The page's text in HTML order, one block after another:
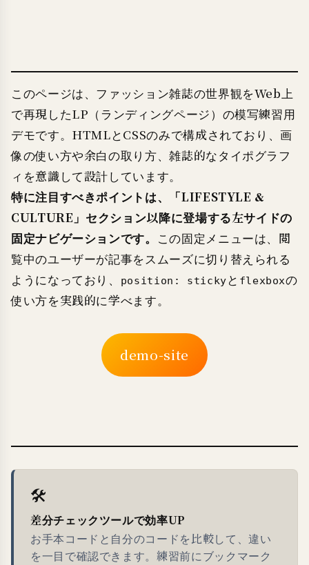
このページは、ファッション雑誌の世界観をWeb上
で再現したLP（ランディングページ）の模写練習用
デモです。HTMLとCSSのみで構成されており、画
像の使い方や余白の取り方、雑誌的なタイポグラフ
ィを意識して設計しています。
特に注目すべきポイントは、「LIFESTYLE &
CULTURE」セクション以降に登場する左サイドの
固定ナビゲーションです。 この固定メニューは、閲
覧中のユーザーが記事をスムーズに切り替えられる
ようになっており、
position: sticky と flexboxの
使い方を実践的に学べます。
demo-site
🛠
差分チェックツールで効率UP
お手本コードと自分のコードを比較して、違い
を一目で確認できます。練習前にブックマーク